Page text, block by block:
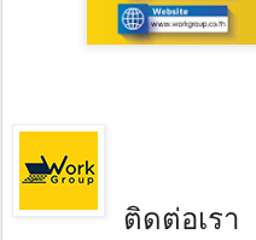
ติดต่อเรา